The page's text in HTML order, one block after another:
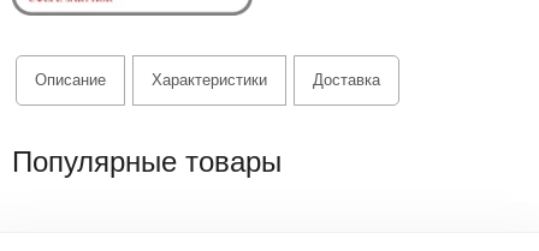
Описание Характеристики Доставка
Популярные товары